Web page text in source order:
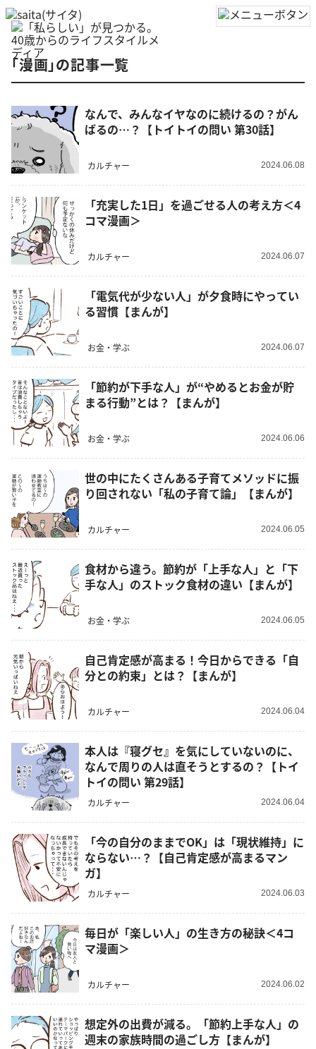
「漫画」の記事一覧
なんで、みんなイヤなのに続けるの？がん
ばるの…？【トイトイの問い 第30話】
カルチャー 2024.06.08
「充実した1日」を過ごせる人の考え方＜4
コマ漫画＞
カルチャー 2024.06.07
「電気代が少ない人」が夕食時にやってい
る習慣【まんが】
お金・学ぶ 2024.06.07
「節約が下手な人」が“やめるとお金が貯
まる行動”とは？【まんが】
お金・学ぶ 2024.06.06
世の中にたくさんある子育てメソッドに振
り回されない「私の子育て論」【まんが】
カルチャー 2024.06.05
食材から違う。節約が「上手な人」と「下
手な人」のストック食材の違い【まんが】
お金・学ぶ 2024.06.05
自己肯定感が高まる！今日からできる「自
分との約束」とは？【まんが】
カルチャー 2024.06.04
本人は『寝グセ』を気にしていないのに、
なんで周りの人は直そうとするの？【トイ
トイの問い 第29話】
カルチャー 2024.06.04
「今の自分のままでOK」は「現状維持」に
ならない…？【自己肯定感が高まるマン
ガ】
カルチャー 2024.06.03
毎日が「楽しい人」の生き方の秘訣＜4コ
マ漫画＞
カルチャー 2024.06.02
想定外の出費が減る。「節約上手な人」の
週末の家族時間の過ごし方【まんが】